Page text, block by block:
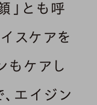
」とも呼
スケアを
もケアし
、エイジン